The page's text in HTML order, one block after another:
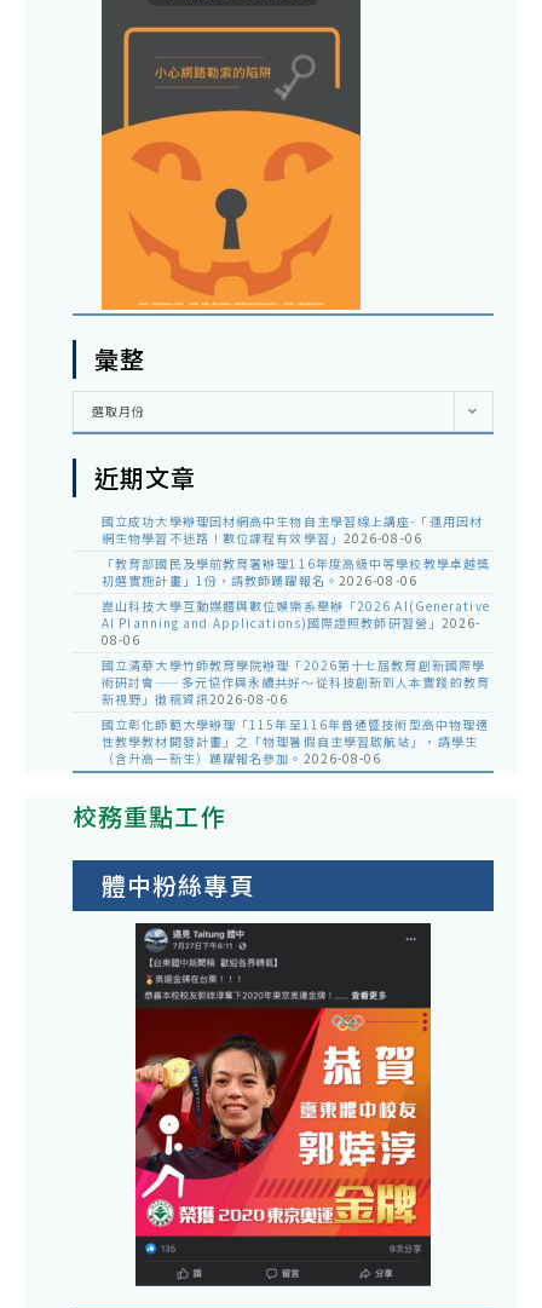
彙整
彙
選取月份
近期文章
國立成功大學辦理因材網高中生物自主學習線上講座-「運用因材
網生物學習不迷路！數位課程有效學習」 2026-08-06
「教育部國民及學前教育署辦理116年度高級中等學校教學卓越獎
初選實施計畫」1份，請教師踴躍報名。 2026-08-06
崑山科技大學互動媒體與數位娛樂系舉辦「2026 AI(Generative
AI Planning and Applications)國際證照教師研習營」 2026-
08-06
國立清華大學竹師教育學院辦理「2026第十七屆教育創新國際學
術研討會——多元協作與永續共好～從科技創新到人本實踐的教育
新視野」徵稿資訊2026-08-06
國立彰化師範大學辦理「115年至116年普通暨技術型高中物理適
性教學教材開發計畫」之「物理暑假自主學習啟航站」，請學生
（含升高一新生）踴躍報名參加。 2026-08-06
校務重點工作
體中粉絲專頁